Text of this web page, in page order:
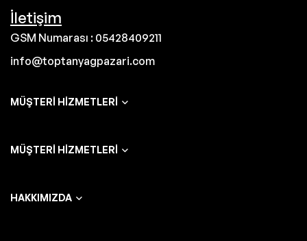
İletişim
GSM Numarası : 05428409211
info@toptanyagpazari.com
MÜŞTERI HIZMETLERI
MÜŞTERI HIZMETLERI
HAKKIMIZDA